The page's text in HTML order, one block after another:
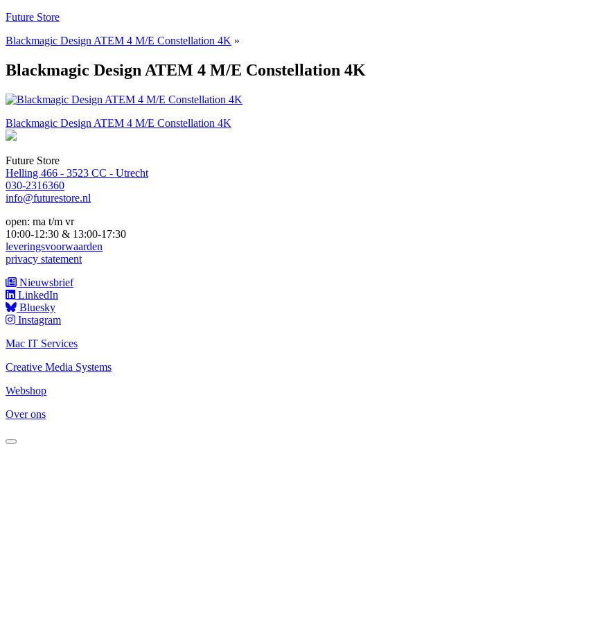
Naar
inhoud
Future Store
Blackmagic Design ATEM 4 M/E Constellation 4K »
Blackmagic Design ATEM 4 M/E Constellation 4K
Bericht
navigatie
Blackmagic Design ATEM 4 M/E Constellation 4K
Future Store
Helling 466 - 3523 CC - Utrecht
030-2316360
info@futurestore.nl
open: ma t/m vr
10:00-12:30 & 13:00-17:30
leveringsvoorwaarden
privacy statement
Nieuwsbrief
LinkedIn
Bluesky
Instagram
Mac IT Services
Creative Media Systems
Webshop
Over ons